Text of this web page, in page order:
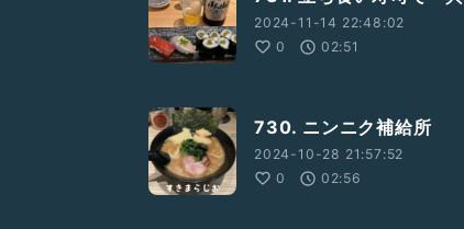
2024-11-14 22:48:02
0
02:51
730. ニンニク補給所
2024-10-28 21:57:52
0
02:56